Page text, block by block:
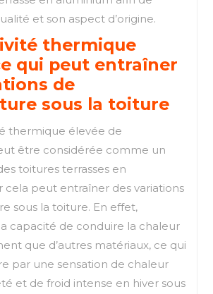
et son aspect d’origine.
thermique
qui peut entraîner
de
sous la toiture
thermique élevée de
être considérée comme un
toitures terrasses en
cela peut entraîner des variations
sous la toiture. En effet,
capacité de conduire la chaleur
que d’autres matériaux, ce qui
par une sensation de chaleur
et de froid intense en hiver sous